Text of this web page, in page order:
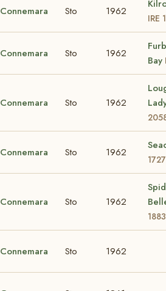
Connemara Sto 1962
IRE
Connemara Sto 1962
Bay
Connemara Sto 1962
Connemara Sto 1962
1727
Connemara Sto 1962
1883
Connemara Sto 1962